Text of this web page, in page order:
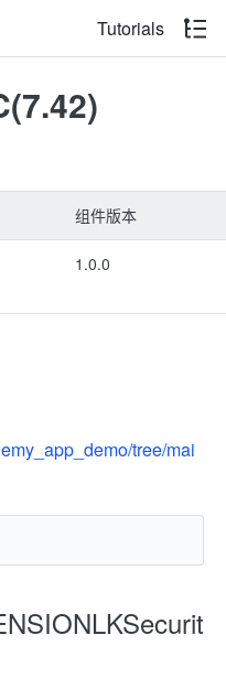
Tutorials
组件版本
1.0.0
tree/mai